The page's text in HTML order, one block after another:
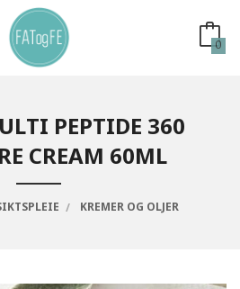
0
PEPTIDE 360
CREAM 60ML
KREMER OG OLJER